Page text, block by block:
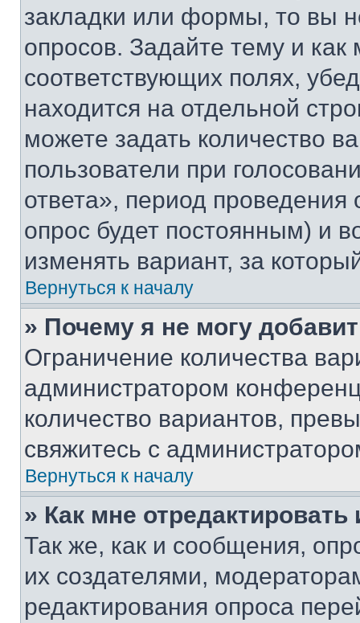
закладки или формы, то вы
опросов. Задайте тему и
соответствующих полях,
находится на отдельной
можете задать количество
пользователи при
ответа», период проведения
опрос будет постоянным) и
изменять вариант, за
Вернуться к началу
» Почему я не могу
Ограничение количества
администратором
количество вариантов,
свяжитесь с
Вернуться к началу
» Как мне
Так же, как и сообщения,
их создателями,
редактирования опроса